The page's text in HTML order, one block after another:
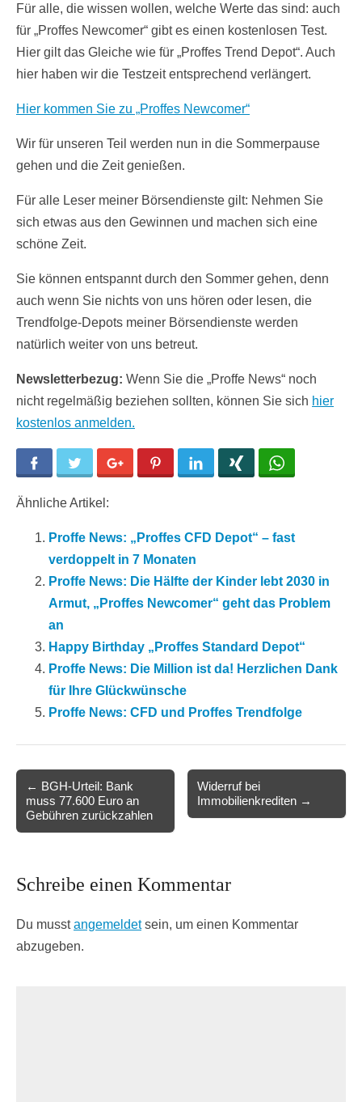
Für alle, die wissen wollen, welche Werte das sind: auch
für „Proffes Newcomer“ gibt es einen kostenlosen Test.
Hier gilt das Gleiche wie für „Proffes Trend Depot“. Auch
hier haben wir die Testzeit entsprechend verlängert.
Hier kommen Sie zu „Proffes Newcomer“
Wir für unseren Teil werden nun in die Sommerpause
gehen und die Zeit genießen.
Für alle Leser meiner Börsendienste gilt: Nehmen Sie
sich etwas aus den Gewinnen und machen sich eine
schöne Zeit.
Sie können entspannt durch den Sommer gehen, denn
auch wenn Sie nichts von uns hören oder lesen, die
Trendfolge-Depots meiner Börsendienste werden
natürlich weiter von uns betreut.
Newsletterbezug: Wenn Sie die „Proffe News“ noch
nicht regelmäßig beziehen sollten, können Sie sich hier
kostenlos anmelden.
Facebook Twitter Google+ Pinterest LinkedIn
Ähnliche Artikel:
Proffe News: „Proffes CFD Depot“ – fast
verdoppelt in 7 Monaten
Proffe News: Die Hälfte der Kinder lebt 2030 in
Armut, „Proffes Newcomer“ geht das Problem
an
Happy Birthday „Proffes Standard Depot“
Proffe News: Die Million ist da! Herzlichen Dank
für Ihre Glückwünsche
Proffe News: CFD und Proffes Trendfolge
navigation
← BGH-Urteil: Bank
muss 77.600 Euro an
Gebühren zurückzahlen
Widerruf bei
Immobilienkrediten →
Schreibe einen Kommentar
Du musstangemeldetsein, um einen Kommentar
abzugeben.